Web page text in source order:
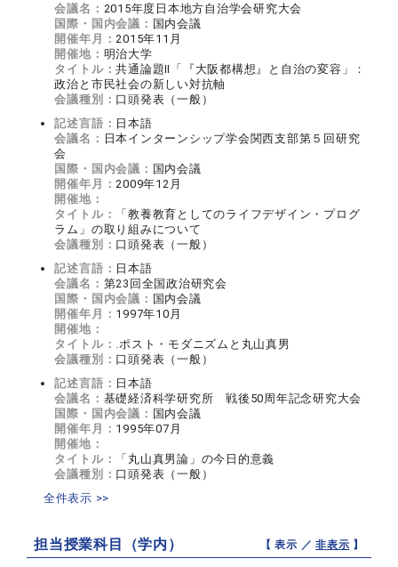
会議名： 2015年度日本地方自治学会研究大会
国際・国内会議： 国内会議
開催年月：2015年11月
開催地： 明治大学
タイトル：共通論題Ⅱ「『大阪都構想』と自治の変容」：
政治と市民社会の新しい対抗軸
会議種別： 口頭発表（一般）
記述言語： 日本語
会議名： 日本インターンシップ学会関西支部第５回研究
会
国際・国内会議： 国内会議
開催年月：2009年12月
開催地：
タイトル：
「教養教育としてのライフデザイン・プログ
ラム」の取り組みについて
会議種別： 口頭発表（一般）
記述言語： 日本語
会議名： 第23回全国政治研究会
国際・国内会議： 国内会議
開催年月： 1997年10月
開催地：
タイトル： .ポスト・モダニズムと丸山真男
会議種別： 口頭発表（一般）
記述言語： 日本語
会議名： 基礎経済科学研究所 戦後50周年記念研究大会
国際・国内会議： 国内会議
開催年月： 1995年07月
開催地：
タイトル：
「丸山真男論」の今日的意義
会議種別： 口頭発表（一般）
全件表示 >>
担当授業科目（学内） 【 表示 ／非表示 】